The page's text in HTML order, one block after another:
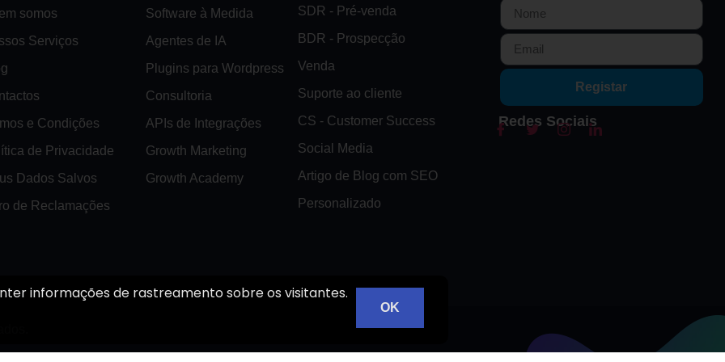
somos
Serviços
e Condições
de Privacidade
Dados Salvos
de Reclamações
Software à Medida
Agentes de IA
Plugins para Wordpress
Consultoria
APIs de Integrações
Growth Marketing
Growth Academy
SDR - Pré-venda
BDR - Prospecção
Venda
Suporte ao cliente
CS - Customer Success
Social Media
Artigo de Blog com SEO
Personalizado
Registar
Redes Sociais
informações de rastreamento sobre os visitantes.
OK